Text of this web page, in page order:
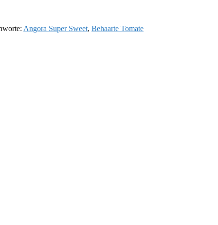
Angora Super Sweet, Behaarte Tomate